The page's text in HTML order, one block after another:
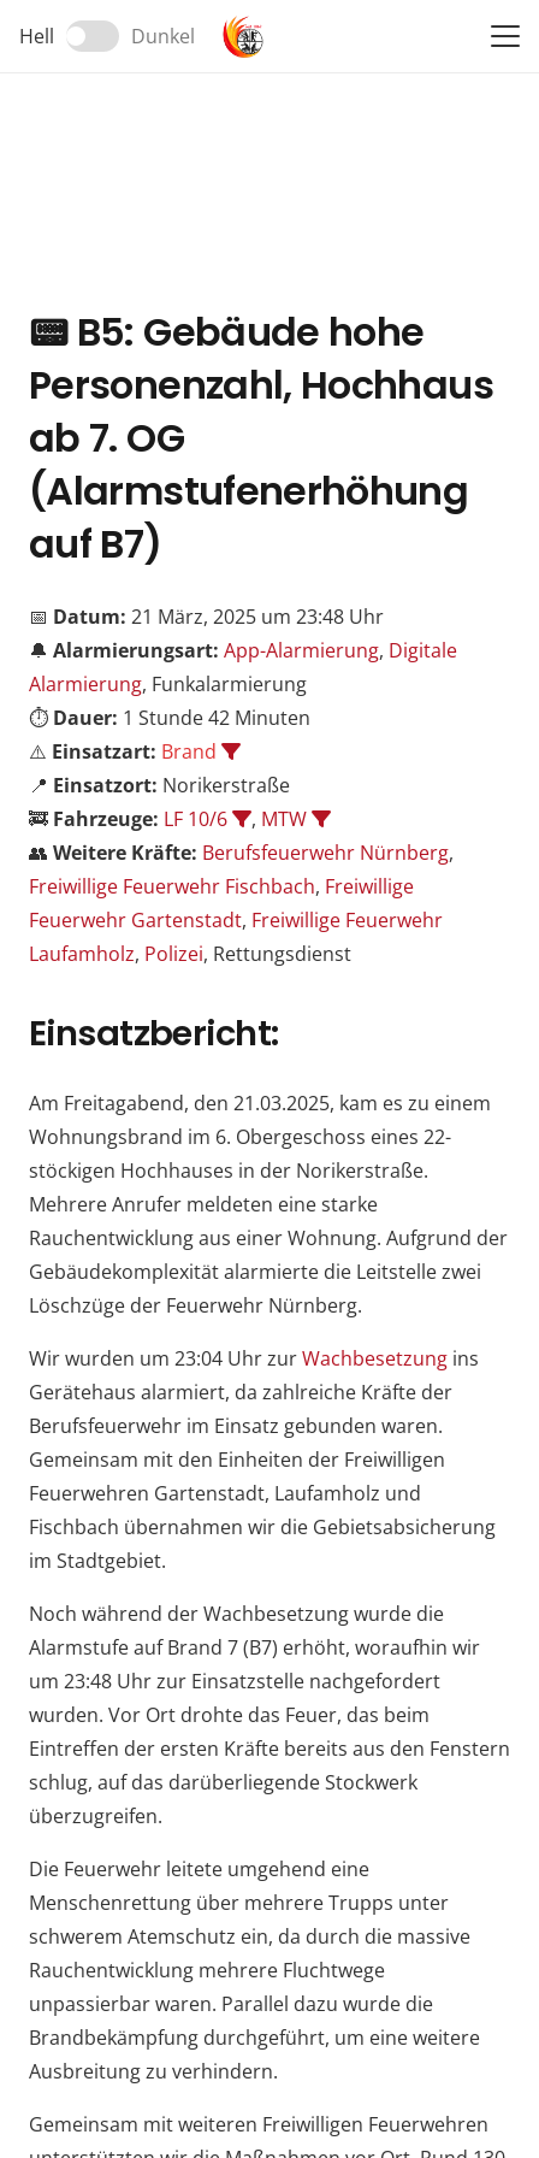
Hell Dunkel
📟B5: Gebäude hohe
Personenzahl, Hochhaus
ab 7. OG
(Alarmstufenerhöhung
auf B7)
📅 Datum: 21 März, 2025 um 23:48 Uhr
🔔 Alarmierungsart: App-Alarmierung, Digitale
Alarmierung, Funkalarmierung
⏱️ Dauer: 1 Stunde 42 Minuten
⚠️ Einsatzart: Brand
📍 Einsatzort: Norikerstraße
🚒 Fahrzeuge: LF 10/6 , MTW
👥 Weitere Kräfte: Berufsfeuerwehr Nürnberg,
Freiwillige Feuerwehr Fischbach, Freiwillige
Feuerwehr Gartenstadt, Freiwillige Feuerwehr
Laufamholz, Polizei, Rettungsdienst
Einsatzbericht:
Am Freitagabend, den 21.03.2025, kam es zu einem
Wohnungsbrand im 6. Obergeschoss eines 22-
stöckigen Hochhauses in der Norikerstraße.
Mehrere Anrufer meldeten eine starke
Rauchentwicklung aus einer Wohnung. Aufgrund der
Gebäudekomplexität alarmierte die Leitstelle zwei
Löschzüge der Feuerwehr Nürnberg.
Wir wurden um 23:04 Uhr zurWachbesetzung ins
Gerätehaus alarmiert, da zahlreiche Kräfte der
Berufsfeuerwehr im Einsatz gebunden waren.
Gemeinsam mit den Einheiten der Freiwilligen
Feuerwehren Gartenstadt, Laufamholz und
Fischbach übernahmen wir die Gebietsabsicherung
im Stadtgebiet.
Noch während der Wachbesetzung wurde die
Alarmstufe auf Brand 7 (B7) erhöht, woraufhin wir
um 23:48 Uhr zur Einsatzstelle nachgefordert
wurden. Vor Ort drohte das Feuer, das beim
Eintreffen der ersten Kräfte bereits aus den Fenstern
schlug, auf das darüberliegende Stockwerk
überzugreifen.
Die Feuerwehr leitete umgehend eine
Menschenrettung über mehrere Trupps unter
schwerem Atemschutz ein, da durch die massive
Rauchentwicklung mehrere Fluchtwege
unpassierbar waren. Parallel dazu wurde die
Brandbekämpfung durchgeführt, um eine weitere
Ausbreitung zu verhindern.
Gemeinsam mit weiteren Freiwilligen Feuerwehren